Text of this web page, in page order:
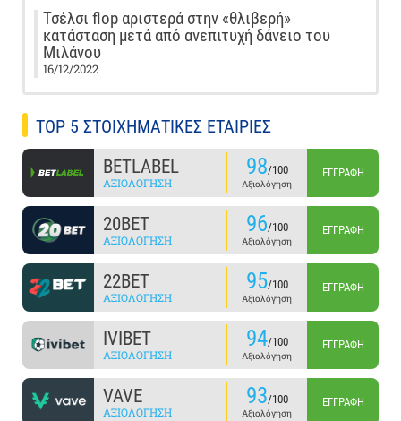
Τσέλσι flop αριστερά στην «θλιβερή»
κατάσταση μετά από ανεπιτυχή δάνειο του
Μιλάνου
16/12/2022
TOP 5 ΣΤΟΙΧΗΜΑΤΙΚΕΣ ΕΤΑΙΡΙΕΣ
BETLABEL
ΑΞΙΟΛΌΓΗΣΗ
98/100
Αξιολόγηση
ΕΓΓΡΑΦΉ
20BET
ΑΞΙΟΛΌΓΗΣΗ
96/100
Αξιολόγηση
ΕΓΓΡΑΦΉ
22BET
ΑΞΙΟΛΌΓΗΣΗ
95/100
Αξιολόγηση
ΕΓΓΡΑΦΉ
IVIBET
ΑΞΙΟΛΌΓΗΣΗ
94/100
Αξιολόγηση
ΕΓΓΡΑΦΉ
VAVE
ΑΞΙΟΛΌΓΗΣΗ
93/100
Αξιολόγηση
ΕΓΓΡΑΦΉ